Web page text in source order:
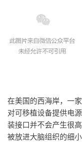
在美国的西海岸，一
对可移植设备提供电
装接口并不会产生很
被放进大脑组织的细